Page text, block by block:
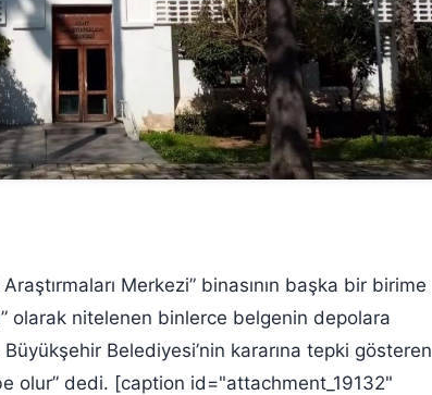
Merkezi” binasının başka bir birime
olarak nitelenen binlerce belgenin depolara
Belediyesi’nin kararına tepki gösteren
olur” dedi. [caption id="attachment_19132"